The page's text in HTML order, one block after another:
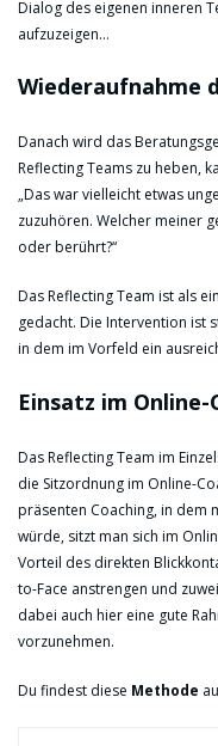
Dialog des eigenen inneren
aufzuzeigen…
Wiederaufnahme
Danach wird das
Reflecting Teams zu heben,
„Das war vielleicht etwas
zuzuhören. Welcher meiner
oder berührt?“
Das Reflecting Team ist als
gedacht. Die Intervention ist
in dem im Vorfeld ein
Einsatz im Online-
Das Reflecting Team im
die Sitzordnung im Online-
präsenten Coaching, in dem
würde, sitzt man sich im
Vorteil des direkten
to-Face anstrengen und
dabei auch hier eine gute
vorzunehmen.
Du findest diese Methode